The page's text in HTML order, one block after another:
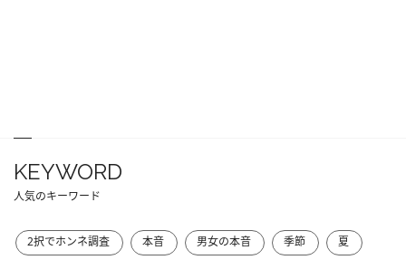
KEYWORD
人気のキーワード
2択でホンネ調査 本音 男女の本音 季節
夏